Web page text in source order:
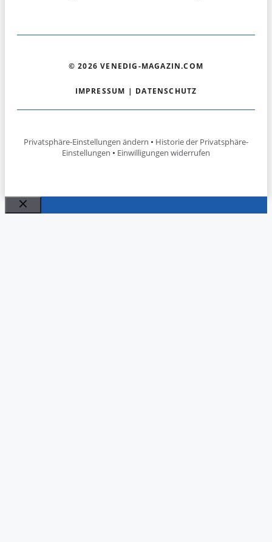
© 2026 VENEDIG-MAGAZIN.COM
IMPRESSUM | DATENSCHUTZ
Privatsphäre-Einstellungen ändern • Historie der Privatsphäre-
Einstellungen • Einwilligungen widerrufen
Schließen